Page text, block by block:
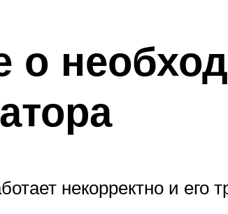
о
некорректно и его